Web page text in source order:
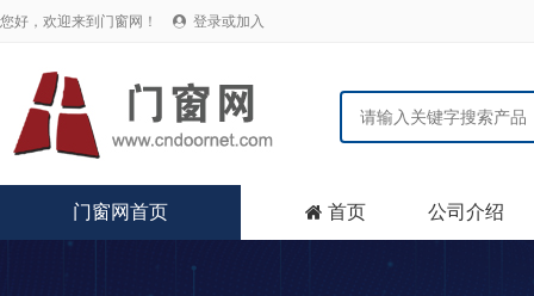
您好，欢迎来到门窗网！  登录或加入
门窗网首页  首页 公司介绍